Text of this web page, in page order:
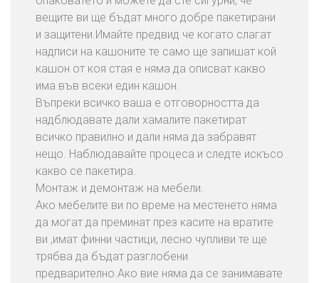
вещите ви ще бъдат много добре пакетирани
и защитени.Имайте предвид че когато слагат
надписи на кашоните те само ще запишат кой
кашон от коя стая е няма да описват какво
има във всеки един кашон.
Въпреки всичко ваша е отговорността да
надблюдавате дали хамалите пакетират
всичко правилно и дали няма да забравят
нещо. Наблюдавайте процеса и следте искъсо
какво се пакетира.
Монтаж и демонтаж на мебели.
Ако мебелите ви по време на местенето няма
да могат да преминат през касите на вратите
ви ,имат финни частици, лесно чупливи те ще
трябва да бъдат разглобени
предварително.Ако вие няма да се занимавате